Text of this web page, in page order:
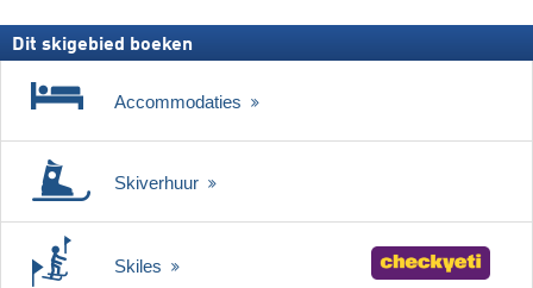
Dit skigebied boeken
Accommodaties
Skiverhuur
Skiles